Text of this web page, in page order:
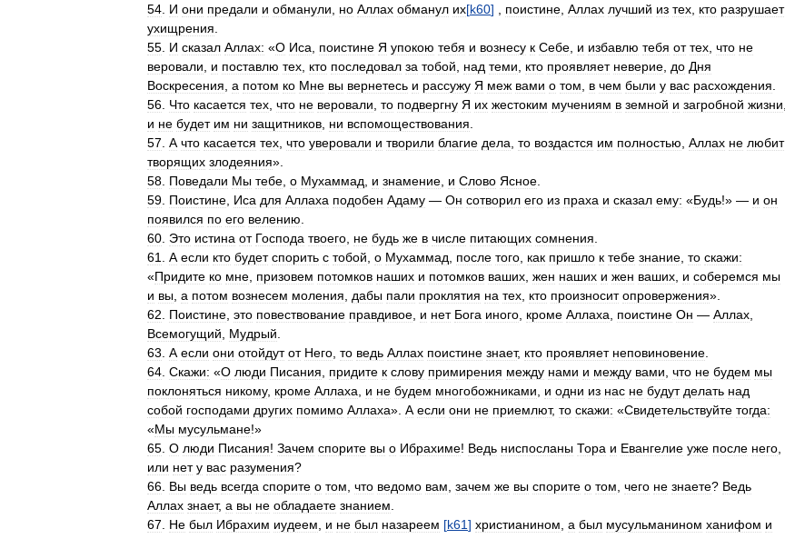
54 И они предали и обманули но Аллах обманул их[k60] поистине Аллах лучший из тех кто разрушает
ухищрения
55 И сказал Аллах: «О Иса поистине Я упокою тебя и вознесу к Себе и избавлю тебя от тех что не
веровали
и поставлю тех кто последовал за тобой над теми кто проявляет неверие до Дня
Воскресения а потом ко Мне вы вернетесь и рассужу Я меж вами о том в чем были у вас расхождения
56 Что касается тех что не веровали то подвергну Я их жестоким мучениям в земной и загробной жизни
и не будет им ни защитников ни вспомоществования
57 А что касается тех что уверовали и творили благие дела то воздастся им полностью Аллах не любит
творящих злодеяния».
58 Поведали Мы тебе о Мухаммад и знамение и Слово Ясное
59 Поистине Иса для Аллаха подобен Адаму — Он сотворил его из праха и сказал ему: «Будь!» — и он
появился по его велению
60 Это истина от Господа твоего не будь же в числе питающих сомнения
61
А если кто будет спорить с тобой о Мухаммад после того как пришло к тебе знание то скажи:
«Придите ко мне призовем потомков наших и потомков ваших жен наших и жен ваших и соберемся мы
и вы а потом вознесем моления дабы пали проклятия на тех кто произносит опровержения».
62
Поистине это повествование правдивое и нет Бога иного кроме Аллаха поистине Он — Аллах
Всемогущий
Мудрый
63 А если они отойдут от Него то ведь Аллах поистине знает, кто проявляет неповиновение
64 Скажи: «О люди Писания придите к слову примирения между нами и между вами что не будем мы
поклоняться никому, кроме Аллаха и не будем многобожниками и одни из нас не будут делать над
собой господами других помимо Аллаха». А если они не приемлют, то скажи: «Свидетельствуйте тогда:
«Мы мусульмане!»
65 О люди Писания! Зачем спорите вы о Ибрахиме! Ведь ниспосланы Тора и Евангелие уже после него
или нет у вас разумения?
66 Вы ведь всегда спорите о том что ведомо вам зачем же вы спорите о том чего не знаете? Ведь
Аллах знает, а вы не обладаете знанием
67
Не был Ибрахим иудеем и не был назареем [k61] христианином а был мусульманином ханифом и